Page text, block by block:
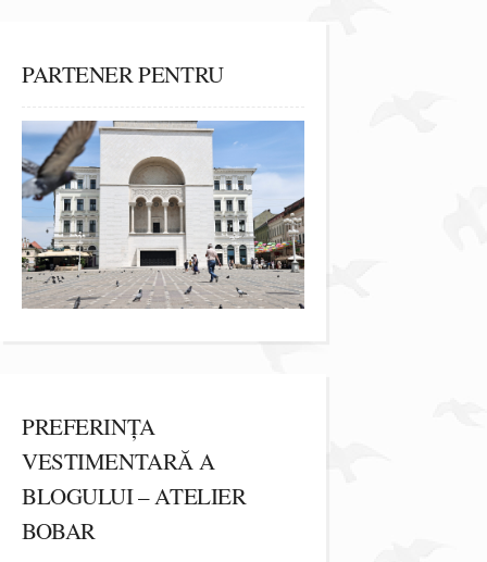
PARTENER PENTRU
PREFERINȚA
VESTIMENTARĂ A
BLOGULUI – ATELIER
BOBAR